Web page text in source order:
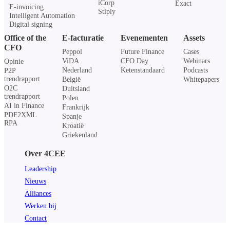
E-invoicing
Intelligent Automation
Digital signing
iCorp
Stiply
Exact
Office of the
CFO
Opinie
P2P
trendrapport
O2C
trendrapport
AI in Finance
PDF2XML
RPA
E-facturatie
Peppol
ViDA
Nederland
België
Duitsland
Polen
Frankrijk
Spanje
Kroatië
Griekenland
Evenementen
Future Finance
CFO Day
Ketenstandaard
Assets
Cases
Webinars
Podcasts
Whitepapers
Over 4CEE
Leadership
Nieuws
Alliances
Werken bij
Contact